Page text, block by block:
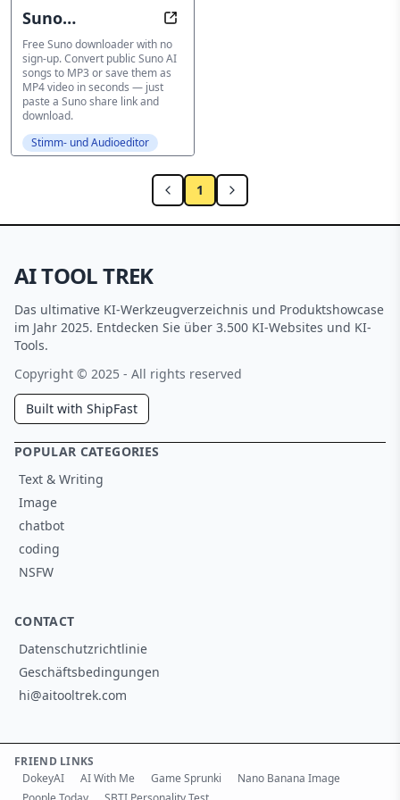
Suno
Downloader
Free Suno AI Music Downloader
Free Suno downloader with no
sign-up. Convert public Suno AI
songs to MP3 or save them as
MP4 video in seconds — just
paste a Suno share link and
download.
Stimm- und Audioeditor
1
AI TOOL TREK
Das ultimative KI-Werkzeugverzeichnis und Produktshowcase
im Jahr 2025. Entdecken Sie über 3.500 KI-Websites und KI-
Tools.
Copyright © 2025 - All rights reserved
Built with ShipFast
POPULAR CATEGORIES
Text & Writing
Image
chatbot
coding
NSFW
CONTACT
Datenschutzrichtlinie
Geschäftsbedingungen
hi@aitooltrek.com
FRIEND LINKS
DokeyAI
AI With Me Game Sprunki
Nano Banana Image